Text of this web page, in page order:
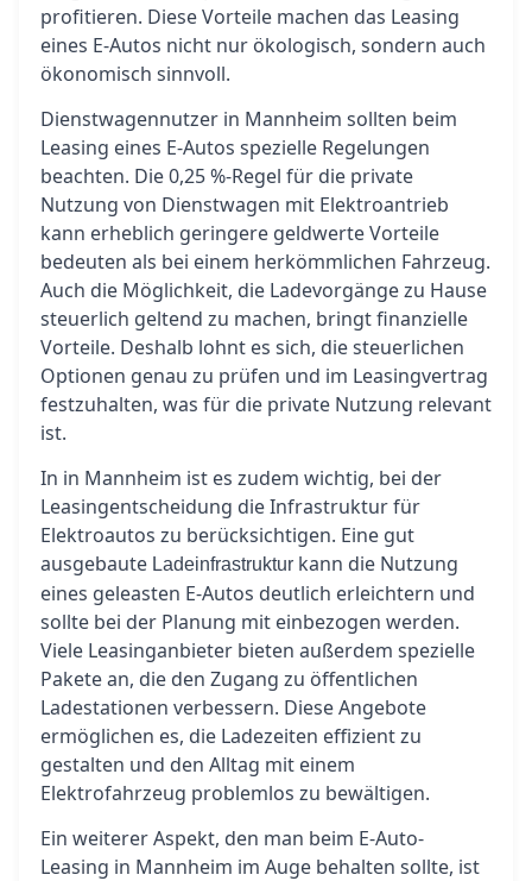
profitieren. Diese Vorteile machen das Leasing
eines E-Autos nicht nur ökologisch, sondern auch
ökonomisch sinnvoll.
Dienstwagennutzer in Mannheim sollten beim
Leasing eines E-Autos spezielle Regelungen
beachten. Die 0,25 %-Regel für die private
Nutzung von Dienstwagen mit Elektroantrieb
kann erheblich geringere geldwerte Vorteile
bedeuten als bei einem herkömmlichen Fahrzeug.
Auch die Möglichkeit, die Ladevorgänge zu Hause
steuerlich geltend zu machen, bringt finanzielle
Vorteile. Deshalb lohnt es sich, die steuerlichen
Optionen genau zu prüfen und im Leasingvertrag
festzuhalten, was für die private Nutzung relevant
ist.
In in Mannheim ist es zudem wichtig, bei der
Leasingentscheidung die Infrastruktur für
Elektroautos zu berücksichtigen. Eine gut
ausgebaute Ladeinfrastruktur kann die Nutzung
eines geleasten E-Autos deutlich erleichtern und
sollte bei der Planung mit einbezogen werden.
Viele Leasinganbieter bieten außerdem spezielle
Pakete an, die den Zugang zu öffentlichen
Ladestationen verbessern. Diese Angebote
ermöglichen es, die Ladezeiten effizient zu
gestalten und den Alltag mit einem
Elektrofahrzeug problemlos zu bewältigen.
Ein weiterer Aspekt, den man beim E-Auto-
Leasing in Mannheim im Auge behalten sollte, ist